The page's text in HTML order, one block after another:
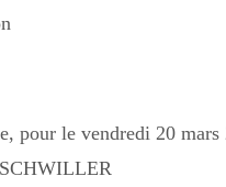
pour le vendredi 20 mars